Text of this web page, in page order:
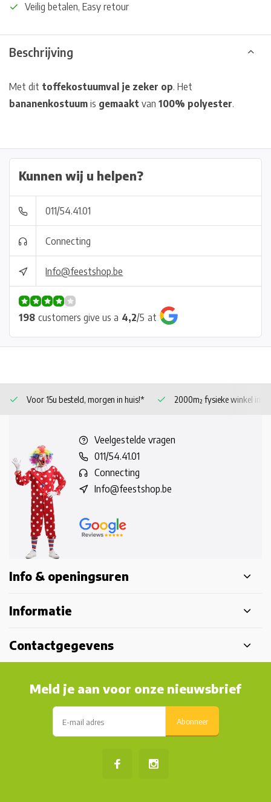
Veilig betalen, Easy retour
Beschrijving
Met dit toffekostuumval je zeker op. Het
bananenkostuum is gemaakt van 100% polyester.
Kunnen wij u helpen?
011/54.41.01
Connecting
Info@feestshop.be
198 customers give us a 4,2/5 at
Voor 15u besteld, morgen in huis!* 2000m² fysieke winkel in
Veelgestelde vragen
011/54.41.01
Connecting
Info@feestshop.be
Info & openingsuren
Informatie
Contactgegevens
Meld je aan voor onze nieuwsbrief
Abonneer